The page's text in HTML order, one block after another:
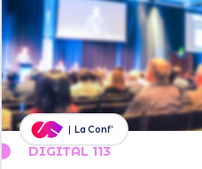
La Conf’
DIGITAL 113